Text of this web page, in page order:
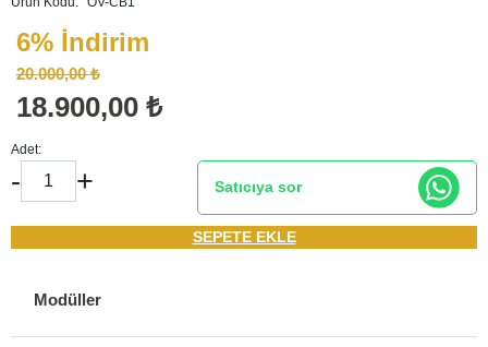
18.900,00 ₺
20.000,00 ₺
6% İndirim
Adet:
- + Satıcıya sor
SEPETE EKLE
Modüller